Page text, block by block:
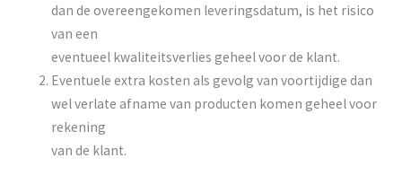
dan de overeengekomen leveringsdatum, is het risico
van een
eventueel kwaliteitsverlies geheel voor de klant.
Eventuele extra kosten als gevolg van voortijdige dan
wel verlate afname van producten komen geheel voor
rekening
van de klant.